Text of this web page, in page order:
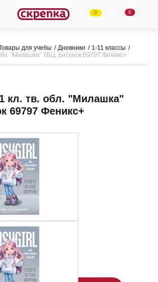
0 0
для учебы Дневники
1-11 классы
"Милашка" 7БЦ, рисунок 69797 Феникс+
Цена:
216.8
кл. тв. обл. "Милашка"
69797 Феникс+